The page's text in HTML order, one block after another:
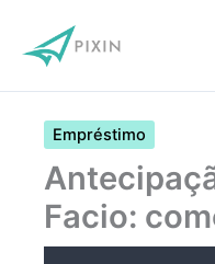
para
Empréstimo
Facio: